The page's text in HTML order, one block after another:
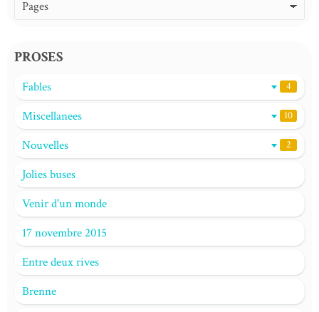
PROSES
Fables 4
Miscellanees 10
Nouvelles 2
Jolies buses
Venir d'un monde
17 novembre 2015
Entre deux rives
Brenne